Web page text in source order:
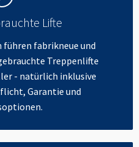
Lifte
fabrikneue und
Treppenlifte
- natürlich inklusive
Garantie und